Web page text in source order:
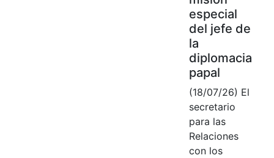
especial
del jefe de
la
diplomacia
papal
(18/07/26) El
secretario
para las
Relaciones
con los